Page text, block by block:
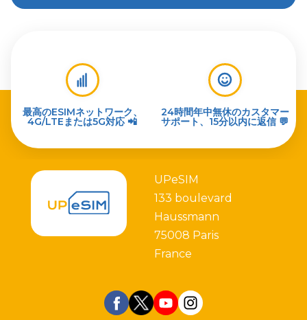
最高のESIMネットワーク、
4G/LTEまたは5G対応 📲
24時間年中無休のカスタマー
サポート、15分以内に返信 💬
UPeSIM
133 boulevard
Haussmann
75008 Paris
France